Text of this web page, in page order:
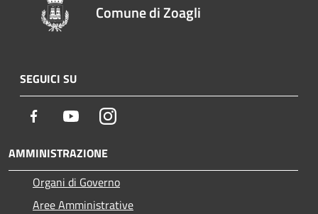
Comune di Zoagli
SEGUICI SU
Facebook YoutubeInstagram
AMMINISTRAZIONE
Organi di Governo
Aree Amministrative